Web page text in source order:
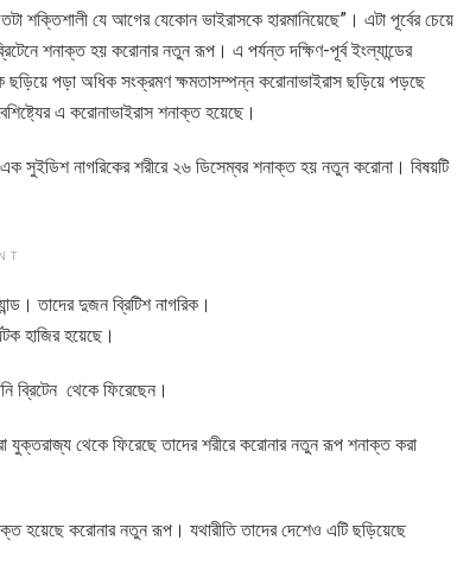
যে আগের যেকোন ভাইরাসকে হারমানিয়েছে”। এটা পূর্বের চেয়ে
শনাক্ত হয় করোনার নতুন রূপ। এ পর্যন্ত দক্ষিণ-পূর্ব ইংল্যান্ডের
ছড়িয়ে পড়া অধিক সংক্রমণ ক্ষমতাসম্পন্ন করোনাভাইরাস ছড়িয়ে পড়ছে
এ করোনাভাইরাস শনাক্ত হয়েছে।
সুইডিশ নাগরিকের শরীরে ২৬ ডিসেম্বর শনাক্ত হয় নতুন করোনা। বিষয়টি
তাদের দুজন ব্রিটিশ নাগরিক।
হাজির হয়েছে।
ব্রিটেন থেকে ফিরেছেন।
যুক্তরাজ্য থেকে ফিরেছে তাদের শরীরে করোনার নতুন রূপ শনাক্ত করা
হয়েছে করোনার নতুন রূপ। যথারীতি তাদের দেশেও এটি ছড়িয়েছে